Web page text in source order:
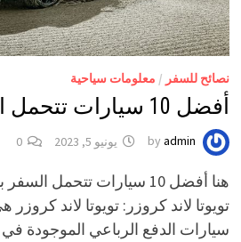
نصائح للسفر / معلومات سياحية
أفضل 10 سيارات تتحمل السفر 2024
byadmin يونيو 5, 2023 0
هنا أفضل 10 سيارات تتحمل
تويوتا لاند كروزر: تويوتا لاند
سيارات الدفع الرباعي الموجودة